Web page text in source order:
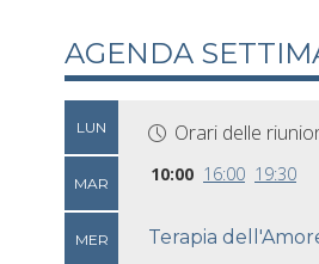
AGENDA
LUN
MAR
MER
Orari delle
10:00 16:00 19:30
Terapia